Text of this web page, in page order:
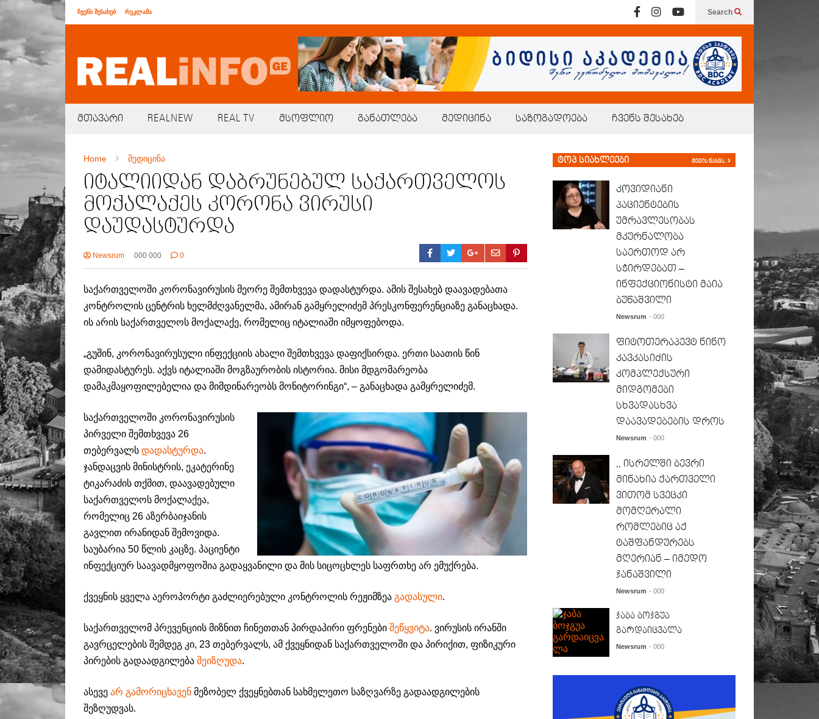
ჩვენს შესახებ რეკლამა Search
მთავარი REALNEW REAL TV მსოფლიო განათლება მედიცინა საზოგადოება ჩვენს შესახებ
Home მედიცინა
იტალიიდან დაბრუნებულ საქართველოს
მოქალაქეს კორონა ვირუსი
დაუდასტურდა
Newsrum 000 000 0
საქართველოში კორონავირუსის მეორე შემთხვევა დადასტურდა. ამის შესახებ დაავადებათა
კონტროლის ცენტრის ხელმძღვანელმა, ამირან გამყრელიძემ პრესკონფერენციაზე განაცხადა.
ის არის საქართველოს მოქალაქე, რომელიც იტალიაში იმყოფებოდა.
„გუშინ, კორონავირუსული ინფექციის ახალი შემთხვევა დაფიქსირდა. ერთი საათის წინ
დამიდასტურეს. აქვს იტალიაში მოგზაურობის ისტორია. მისი მდგომარეობა
დამაკმაყოფილებელია და მიმდინარეობს მონიტორინგი“, – განაცხადა გამყრელიძემ.
საქართველოში კორონავირუსის
პირველი შემთხვევა 26
თებერვალს დადასტურდა.
ჯანდაცვის მინისტრის, ეკატერინე
ტიკარაძის თქმით, დაავადებული
საქართველოს მოქალაქეა,
რომელიც 26 აზერბაიჯანის
გავლით ირანიდან შემოვიდა.
საუბარია 50 წლის კაცზე. პაციენტი
ინფექციურ საავადმყოფოშია გადაყვანილი და მის სიცოცხლეს საფრთხე არ ემუქრება.
ქვეყნის ყველა აეროპორტი გაძლიერებული კონტროლის რეჟიმზეა გადასული.
საქართველომ პრევენციის მიზნით ჩინეთთან პირდაპირი ფრენები შეწყვიტა. ვირუსის ირანში
გავრცელების შემდეგ კი, 23 თებერვალს, ამ ქვეყნიდან საქართველოში და პირიქით, ფიზიკური
პირების გადაადგილება შეიზღუდა.
ასევე არ გამორიცხავენ მეზობელ ქვეყნებთან სახმელეთო საზღვარზე გადაადგილების
შეზღუდვას.
ტოპ სიახლეები მეტის ნახვა..
კოვიდიანი
პაციენტების
უმრავლესობას
მკურნალობა
საერთოდ არ
სჭირდებათ –
ინფექციონისტი მაია
ბუწაშვილი
Newsrum - 000
ფიტოთერაპევტ ნინო
კავკასიძის
კომპლექსური
მიდგომები
სხვადასხვა
დაავადებების დროს
Newsrum - 000
,, ისრელში ბევრი
მინახია ქართველი
ვითომ სვეცკი
მომღერალი
რომლებიც აქ
ტაშფანდურებს
მღერიან – იმედო
ჯანაშვილი
Newsrum - 000
ჯაბა ბოჯგუა
გარდაიცვალა
Newsrum - 000